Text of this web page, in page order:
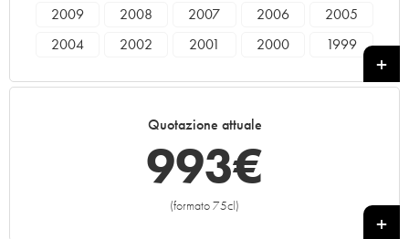
2009 2008 2007 2006
2005
2004
2002 2001 2000
1999
Quotazione attuale
993€
(formato 75cl)
+